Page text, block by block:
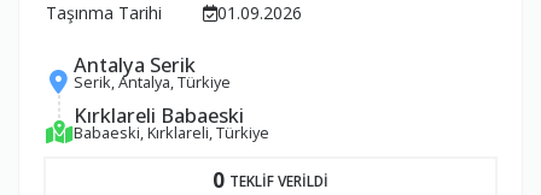
Taşınma Tarihi
01.09.2026
Antalya Serik
Serik, Antalya, Türkiye
Kırklareli Babaeski
Babaeski, Kırklareli, Türkiye
0 TEKLİF VERİLDİ